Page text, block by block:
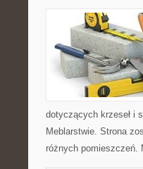
dotyczących krzeseł i
Meblarstwie. Strona
różnych pomieszczeń.